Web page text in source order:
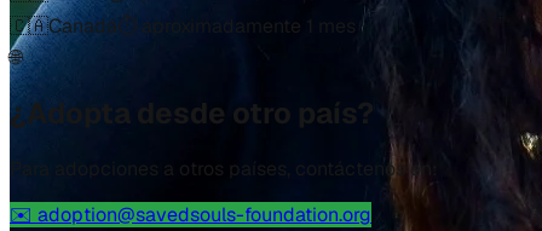
🇨🇦Canadá⏱️ aproximadamente 1 mes
🌐
¿Adopta desde otro país?
Para adopciones a otros países, contáctenos en:
✉️ adoption@savedsouls-foundation.org